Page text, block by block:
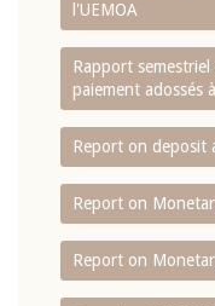
l'UEMOA
Rapport semestriel
paiement adossés
Report on deposit
Report on
Report on